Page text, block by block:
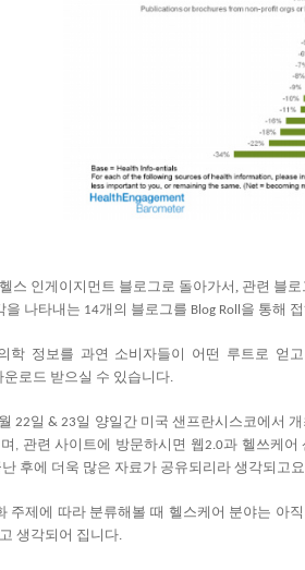
헬스 인게이지먼트 블로그로 돌아가서, 관련 블
을 나타내는 14개의 블로그를 Blog Roll 을 통해
학 정보를 과연 소비자들이 어떤 루트로 얻고
운로드 받으실 수 있습니다.
22일 & 23일 양일간 미국 샌프란시스코에서
, 관련 사이트에 방문하시면 웹2.0과 헬쓰케어
난 후에 더욱 많은 자료가 공유되리라 생각되고요
주제에 따라 분류해볼 때 헬스케어 분야는 아
생각되어 집니다.